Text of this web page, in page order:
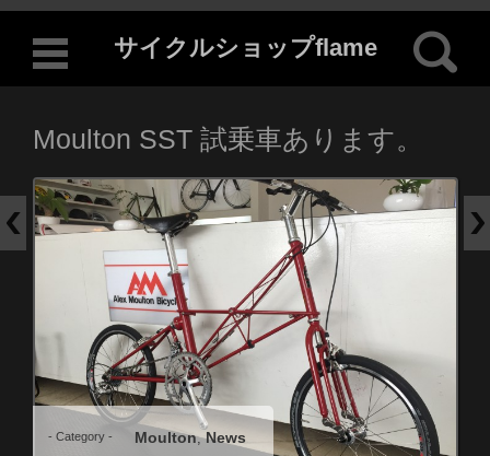
サイクルショップflame
検索:
コンテンツに移動
Moulton SST 試乗車あります。
- Category - Moulton,News